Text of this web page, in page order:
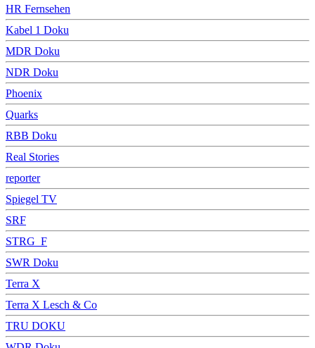
HR Fernsehen
Kabel 1 Doku
MDR Doku
NDR Doku
Phoenix
Quarks
RBB Doku
Real Stories
reporter
Spiegel TV
SRF
STRG_F
SWR Doku
Terra X
Terra X Lesch & Co
TRU DOKU